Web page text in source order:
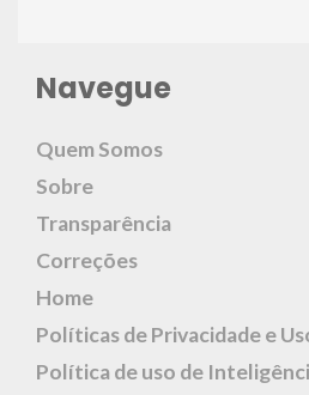
Navegue
Quem Somos
Sobre
Transparência
Correções
Home
Políticas de Privacidade e
Política de uso de